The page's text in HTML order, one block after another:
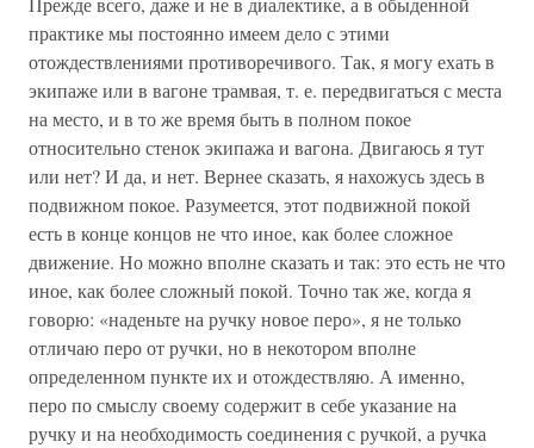
практике мы постоянно имеем дело с этими
отождествлениями противоречивого. Так, я могу ехать в
экипаже или в вагоне трамвая, т. е. передвигаться с места
на место, и в то же время быть в полном покое
относительно стенок экипажа и вагона. Двигаюсь я тут
или нет? И да, и нет. Вернее сказать, я нахожусь здесь в
подвижном покое. Разумеется, этот подвижной покой
есть в конце концов не что иное, как более сложное
движение. Но можно вполне сказать и так: это есть не что
иное, как более сложный покой. Точно так же, когда я
говорю: «наденьте на ручку новое перо», я не только
отличаю перо от ручки, но в некотором вполне
определенном пункте их и отождествляю. А именно,
перо по смыслу своему содержит в себе указание на
ручку и на необходимость соединения с ручкой, а ручка